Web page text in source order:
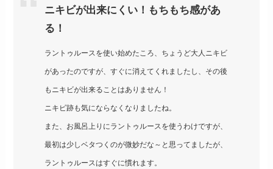
ニキビが出来にくい！もちもち感があ
る！
ラントゥルースを使い始めたころ、ちょうど大人ニキビ
があったのですが、すぐに消えてくれましたし、その後
もニキビが出来ることはありません！
ニキビ跡も気にならなくなりましたね。
また、お風呂上りにラントゥルースを使うわけですが、
最初は少しベタつくのが微妙だな～と思ってましたが、
ラントゥルースはすぐに慣れます。